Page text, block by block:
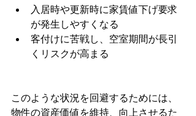
入居時や更新時に家賃値下げ要求
が発生しやすくなる
客付けに苦戦し、空室期間が長引
くリスクが高まる
このような状況を回避するためには、
物件の資産価値を維持、向上させるた